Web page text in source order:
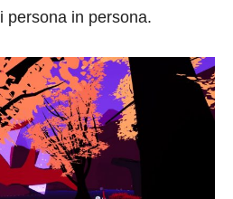
persona in persona.